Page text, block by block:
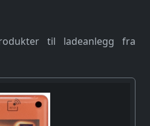
til ladeanlegg fra